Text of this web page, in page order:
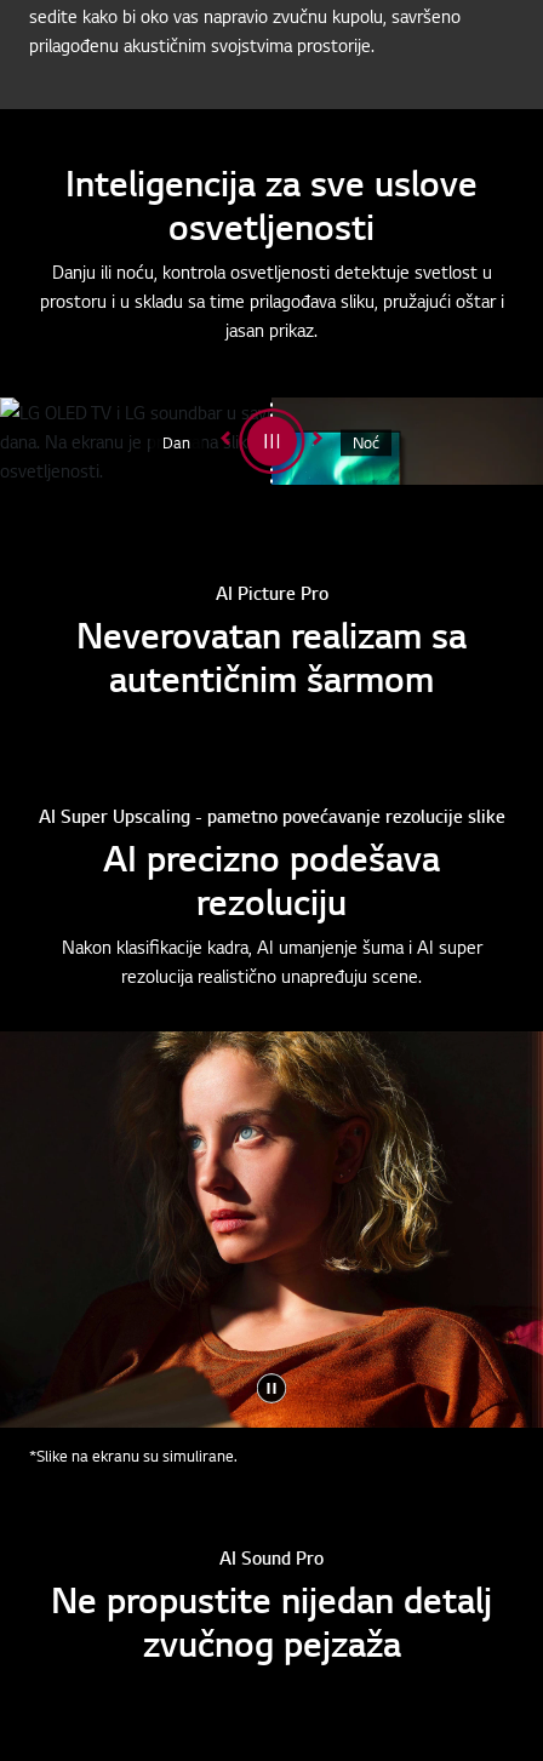
sedite kako bi oko vas napravio zvučnu kupolu, savršeno
prilagođenu akustičnim svojstvima prostorije.
Inteligencija za sve uslove
osvetljenosti
Danju ili noću, kontrola osvetljenosti detektuje svetlost u
prostoru i u skladu sa time prilagođava sliku, pružajući oštar i
jasan prikaz.
Dan Noć
AI Picture Pro
Neverovatan realizam sa
autentičnim šarmom
AI Super Upscaling - pametno povećavanje rezolucije slike
AI precizno podešava
rezoluciju
Nakon klasifikacije kadra, AI umanjenje šuma i AI super
rezolucija realistično unapređuju scene.
*Slike na ekranu su simulirane.
AI Sound Pro
Ne propustite nijedan detalj
zvučnog pejzaža